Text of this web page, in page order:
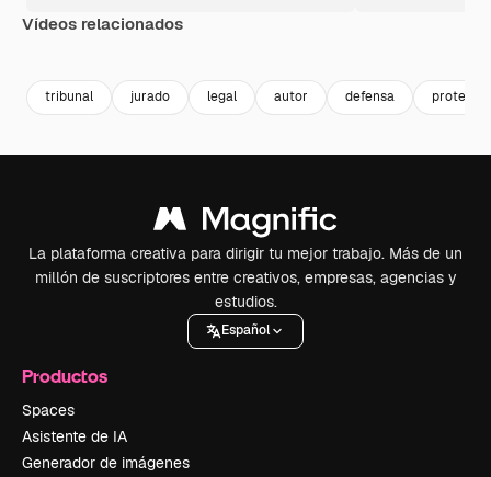
Vídeos relacionados
tribunal jurado legal autor defensa
La plataforma creativa para dirigir tu mejor trabajo. Más de un
millón de suscriptores entre creativos, empresas, agencias y
estudios.
Español
Productos
Spaces
Asistente de IA
Generador de imágenes